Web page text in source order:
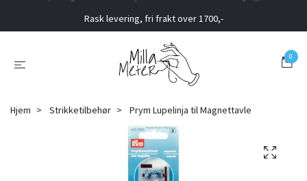
Rask levering, fri frakt over 1700,-
0
Hjem Strikketilbehør Prym Lupelinja til Magnettavle